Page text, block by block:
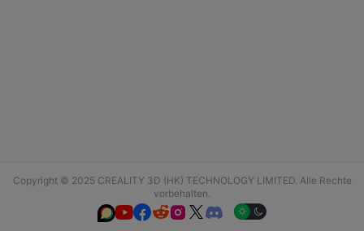
Copyright © 2025 CREALITY 3D (HK) TECHNOLOGY LIMITED. Alle Rechte
vorbehalten.
  